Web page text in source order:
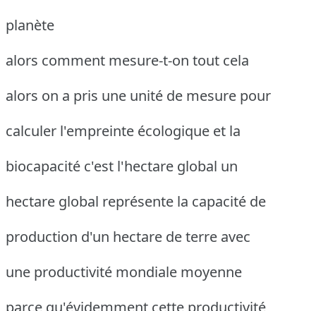
planète
alors comment mesure-t-on tout cela
alors on a pris une unité de mesure pour
calculer l'empreinte écologique et la
biocapacité c'est l'hectare global un
hectare global représente la capacité de
production d'un hectare de terre avec
une productivité mondiale moyenne
parce qu'évidemment cette productivité